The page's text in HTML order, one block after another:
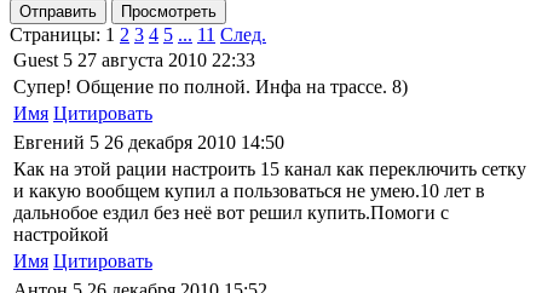
Отправить Просмотреть
Страницы: 1 2 3 4 5 ... 11 След.
Guest 5 27 августа 2010 22:33
Супер! Общение по полной. Инфа на трассе. 8)
Имя Цитировать
Евгений 5 26 декабря 2010 14:50
Как на этой рации настроить 15 канал как переключить сетку
и какую вообщем купил а пользоваться не умею.10 лет в
дальнобое ездил без неё вот решил купить.Помоги с
настройкой
Имя Цитировать